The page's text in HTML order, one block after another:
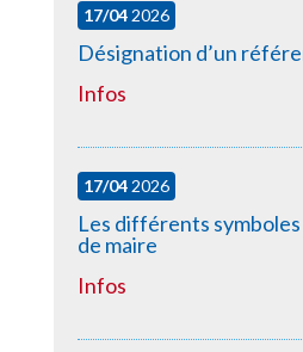
17/042026
Désignation d’un
Infos
17/042026
Les différents
de maire
Infos